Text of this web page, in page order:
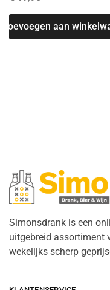
Toevoegen aan
Simonsdrank is een
uitgebreid assortiment
wekelijks scherp